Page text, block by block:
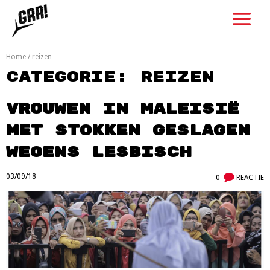
content
Home / reizen
Categorie: reizen
Vrouwen in Maleisië
met stokken geslagen
wegens lesbisch
03/09/18 0 REACTIE